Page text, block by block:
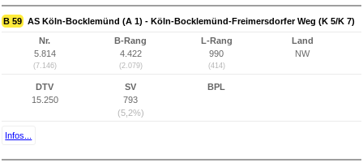
B 59 AS Köln-Bocklemünd (A 1) - Köln-Bocklemünd-Freimersdorfer Weg (K 5/K 7)
Nr.
5.814
(7.146)
B-Rang
4.422
(2.079)
L-Rang
990
(414)
Land
NW
DTV
15.250
SV
793
(5,2%)
BPL
Infos...